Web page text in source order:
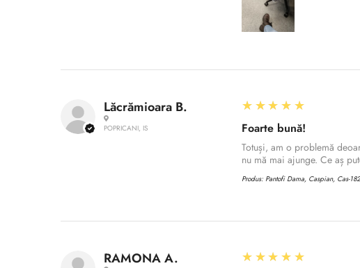
Lăcrămioara B.
POPRICANI, IS
5
★★★★★
Foarte bună!
Totuși, am o problemă
nu mă mai ajunge. Ce aș
Produs: Pantofi Dama, Caspian, Cas-
RAMONA A. 5
★★★★★